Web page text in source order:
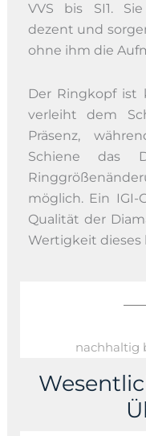
VVS bis SI1.
dezent und
ohne ihm die
Der Ringkopf ist
verleiht dem
Präsenz,
Schiene das
möglich. Ein
Qualität der
Wertigkeit dieses
nachhaltig